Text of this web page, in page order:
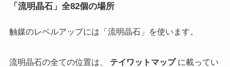
「流明晶石」全82個の場所
触媒のレベルアップには「流明晶石」を使います。
流明晶石の全ての位置は、 テイワットマップ に載ってい